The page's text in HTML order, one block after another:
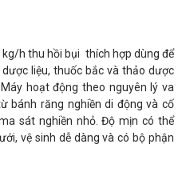
kg/h thu hồi bụi thích hợp dùng để
liệu, thuốc bắc và thảo dược
hoạt động theo nguyên lý va
bánh răng nghiền di động và cố
sát nghiền nhỏ. Độ mịn có thể
vệ sinh dễ dàng và có bộ phận